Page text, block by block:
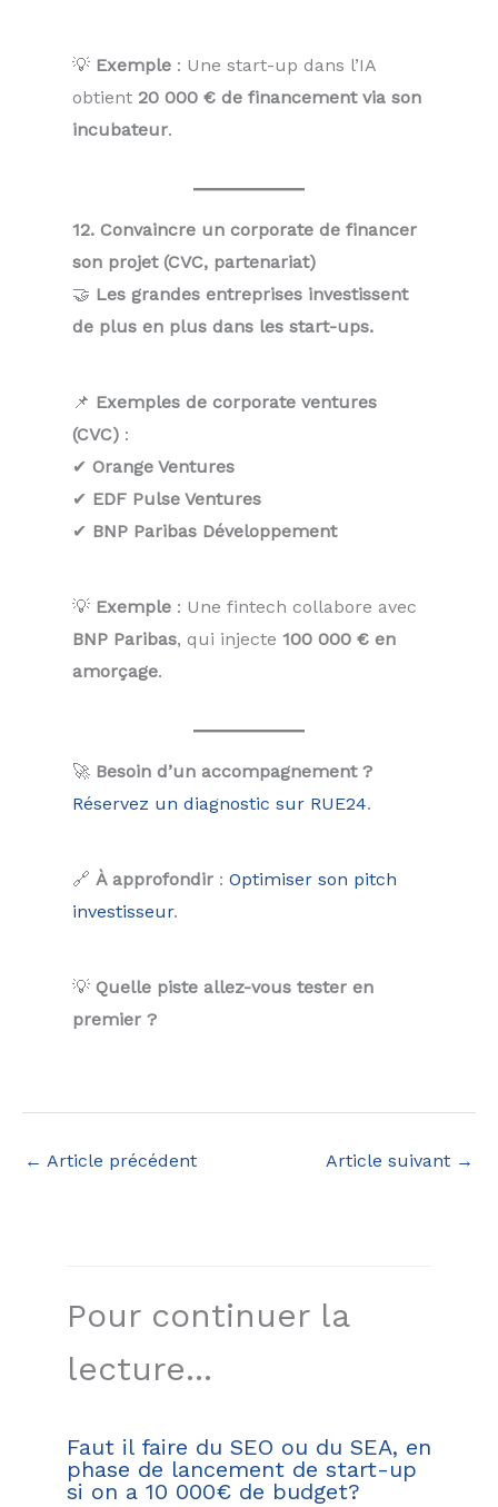
💡 Exemple : Une start-up dans l’IA
obtient 20 000 € de financement via son
incubateur.
12. Convaincre un corporate de financer
son projet (CVC, partenariat)
🤝 Les grandes entreprises investissent
de plus en plus dans les start-ups.
📌 Exemples de corporate ventures
(CVC) :
✔ Orange Ventures
✔ EDF Pulse Ventures
✔ BNP Paribas Développement
💡 Exemple : Une fintech collabore avec
BNP Paribas, qui injecte 100 000 € en
amorçage.
🚀 Besoin d’un accompagnement ?
Réservez un diagnostic sur RUE24.
🔗 À approfondir : Optimiser son pitch
investisseur.
💡 Quelle piste allez-vous tester en
premier ?
← Article précédent Article suivant →
Pour continuer la
lecture...
Faut il faire du SEO ou du SEA, en
phase de lancement de start-up
si on a 10 000€ de budget?